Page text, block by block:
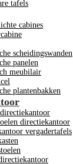
tafels
cabines
scheidingswanden
panelen
meubilair
plantenbakken
directiekantoor
vergadertafels